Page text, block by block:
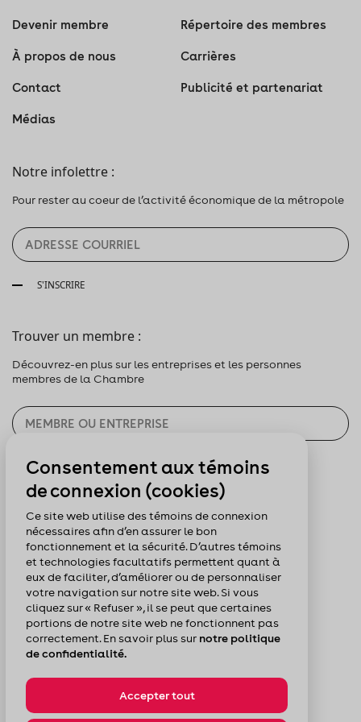
Devenir membre Répertoire des membres
À propos de nous Carrières
Contact Publicité et partenariat
Médias
Notre infolettre :
Pour rester au coeur de l’activité économique de la métropole
S'INSCRIRE
Trouver un membre :
Découvrez-en plus sur les entreprises et les personnes
membres de la Chambre
CHERCHER
Pour nous suivre :
© Chambre de commerce du Montréal métropolitain
Consentement aux témoins
de connexion (cookies)
Ce site web utilise des témoins de connexion
nécessaires afin d’en assurer le bon
fonctionnement et la sécurité. D’autres témoins
et technologies facultatifs permettent quant à
eux de faciliter, d’améliorer ou de personnaliser
votre navigation sur notre site web. Si vous
cliquez sur « Refuser », il se peut que certaines
portions de notre site web ne fonctionnent pas
correctement. En savoir plus sur notre politique
de confidentialité.
Accepter tout